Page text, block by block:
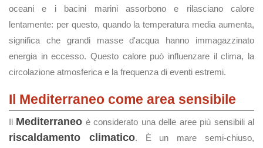
oceani e i bacini marini assorbono e rilasciano calore
lentamente: per questo, quando la temperatura media aumenta,
significa che grandi masse d'acqua hanno immagazzinato
energia in eccesso. Questo calore può influenzare il clima, la
circolazione atmosferica e la frequenza di eventi estremi.
Il Mediterraneo come area sensibile
Il Mediterraneo è considerato una delle aree più sensibili al
riscaldamento climatico. È un mare semi-chiuso,